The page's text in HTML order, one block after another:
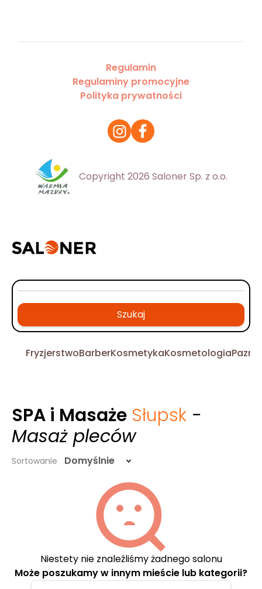
Regulamin
Regulaminy promocyjne
Polityka prywatności
Copyright 2026 Saloner Sp. z o.o.
Szukaj
FryzjerstwoBarberKosmetykaKosmetologia
SPA i Masaże Słupsk -
Masaż pleców
Sortowanie Domyślnie
Niestety nie znaleźliśmy żadnego salonu
Może poszukamy w innym mieście lub kategorii?